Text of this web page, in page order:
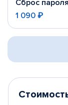
Сброс пароля
1 090 ₽